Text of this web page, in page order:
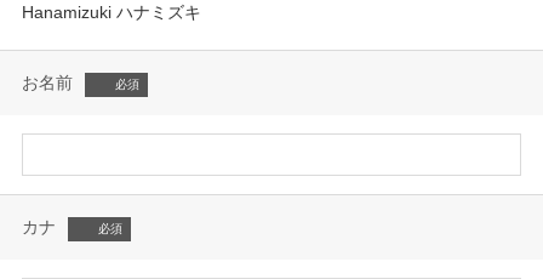
Hanamizuki ハナミズキ
お名前
カナ